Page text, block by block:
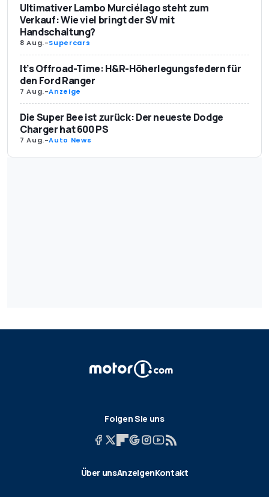
Ultimativer Lambo Murciélago steht zum
Verkauf: Wie viel bringt der SV mit
Handschaltung?
8 Aug.-Supercars
It’s Offroad-Time: H&R-Höherlegungsfedern für
den Ford Ranger
7 Aug.-Anzeige
Die Super Bee ist zurück: Der neueste Dodge
Charger hat 600 PS
7 Aug.-Auto News
Folgen Sie uns
Über unsAnzeigenKontakt